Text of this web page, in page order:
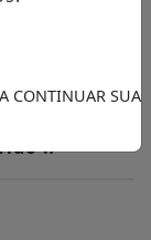
que você
:/
CONTINUAR SUA